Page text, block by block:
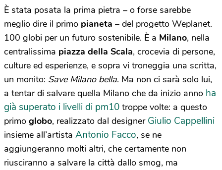
È stata posata la prima pietra – o forse sarebbe
meglio dire il primo pianeta – del progetto Weplanet.
100 globi per un futuro sostenibile. È a Milano, nella
centralissima piazza della Scala, crocevia di persone,
culture ed esperienze, e sopra vi troneggia una scritta,
un monito: Save Milano bella. Ma non ci sarà solo lui,
a tentar di salvare quella Milano che da inizio anno ha
già superato i livelli di pm10 troppe volte: a questo
primo globo, realizzato dal designer Giulio Cappellini
insieme all’artista Antonio Facco, se ne
aggiungeranno molti altri, che certamente non
riusciranno a salvare la città dallo smog, ma